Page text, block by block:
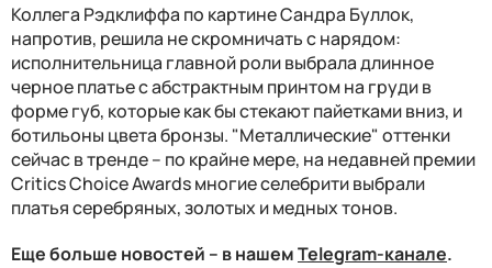
Коллега Рэдклиффа по картине Сандра Буллок,
напротив, решила не скромничать с нарядом:
исполнительница главной роли выбрала длинное
черное платье с абстрактным принтом на груди в
форме губ, которые как бы стекают пайетками вниз, и
ботильоны цвета бронзы. "Металлические" оттенки
сейчас в тренде – по крайне мере, на недавней премии
Critics Choice Awards многие селебрити выбрали
платья серебряных, золотых и медных тонов.
Еще больше новостей – в нашемTelegram-канале.